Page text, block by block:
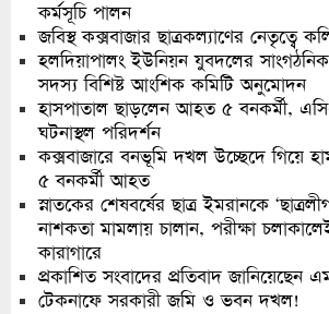
কর্মসূচি পালন
জবিস্থ কক্সবাজার ছাত্রকল্যাণের নেতৃত্বে
হলদিয়াপালং ইউনিয়ন যুবদলের
সদস্য বিশিষ্ট আংশিক কমিটি অনুমোদন
হাসপাতাল ছাড়লেন আহত ৫ বনকর্মী,
ঘটনাস্থল পরিদর্শন
কক্সবাজারে বনভূমি দখল উচ্ছেদে গিয়ে
৫ বনকর্মী আহত
স্নাতকের শেষবর্ষের ছাত্র ইমরানকে
নাশকতা মামলায় চালান, পরীক্ষা
কারাগারে
প্রকাশিত সংবাদের প্রতিবাদ
টেকনাফে সরকারী জমি ও ভবন দখল!